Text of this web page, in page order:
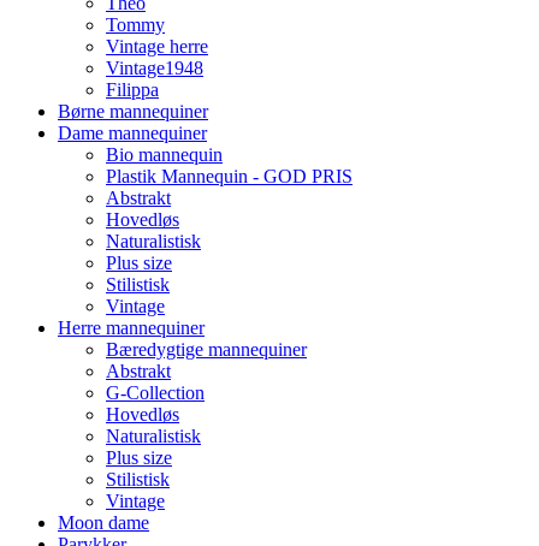
Tommy
Vintage herre
Vintage1948
Filippa
Børne mannequiner
Dame mannequiner
Bio mannequin
Plastik Mannequin - GOD PRIS
Abstrakt
Hovedløs
Naturalistisk
Plus size
Stilistisk
Vintage
Herre mannequiner
Bæredygtige mannequiner
Abstrakt
G-Collection
Hovedløs
Naturalistisk
Plus size
Stilistisk
Vintage
Moon dame